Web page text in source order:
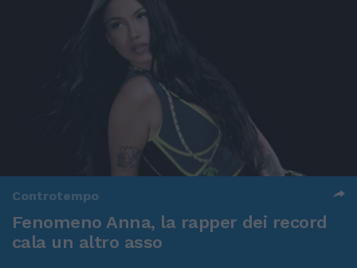
Controtempo
Fenomeno Anna, la rapper dei record
cala un altro asso